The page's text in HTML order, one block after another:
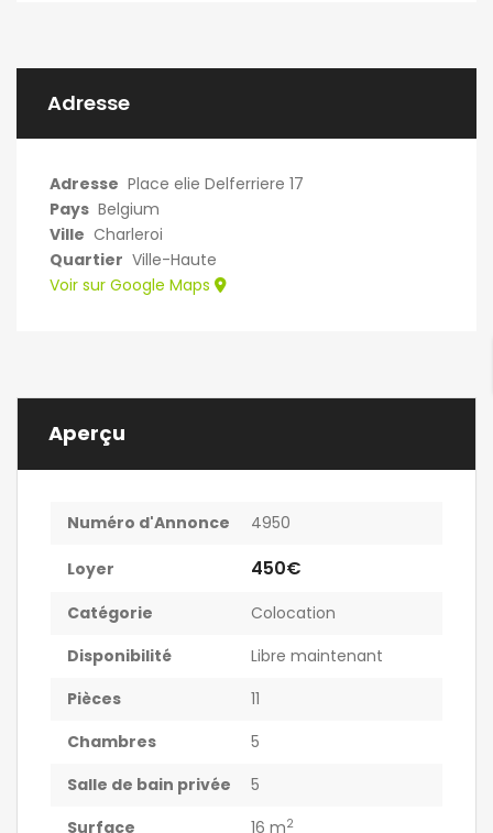
Adresse
Adresse Place elie Delferriere 17
Pays Belgium
Ville Charleroi
Quartier Ville-Haute
Voir sur Google Maps
Aperçu
Numéro d'Annonce 4950
Loyer 450€
Catégorie
Colocation
Disponibilité
Libre maintenant
Pièces
11
Chambres
5
Salle de bain privée
5
Surface
16 m2